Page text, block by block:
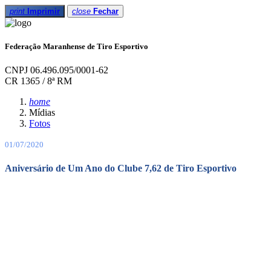
print Imprimir close Fechar
Federação Maranhense de Tiro Esportivo
CNPJ 06.496.095/0001-62
CR 1365 / 8ª RM
home
Mídias
Fotos
01/07/2020
Aniversário de Um Ano do Clube 7,62 de Tiro Esportivo